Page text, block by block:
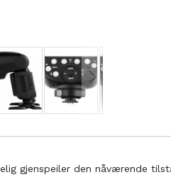
gjenspeiler den nåværende